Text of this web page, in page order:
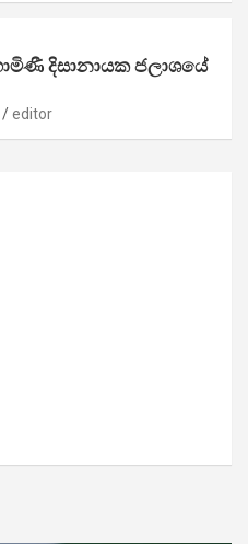
දිසානායක ජලාශයේ
editor